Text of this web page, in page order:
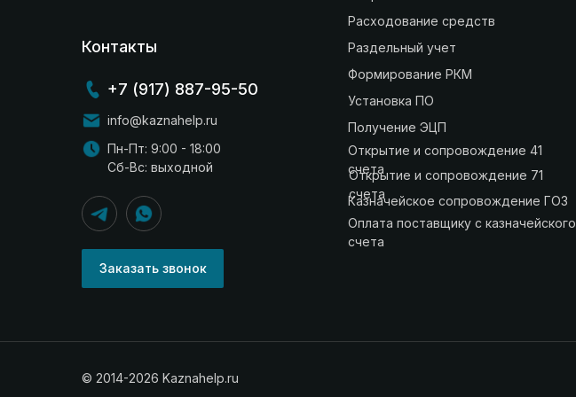
Заказать звонок
+7 (917) 887-95-50
© 2014-2026 Kaznahelp.ru
Контакты
Расходование средств
Раздельный учет
Получение ЭЦП
Открытие и сопровождение 41
счета
Открытие и сопровождение 71
счета
Казначейское сопровождение ГОЗ
Оплата поставщику с казначейского
счета
Установка ПО
Формирование РКМ
info@kaznahelp.ru
Пн-Пт: 9:00 - 18:00
Сб-Вс: выходной